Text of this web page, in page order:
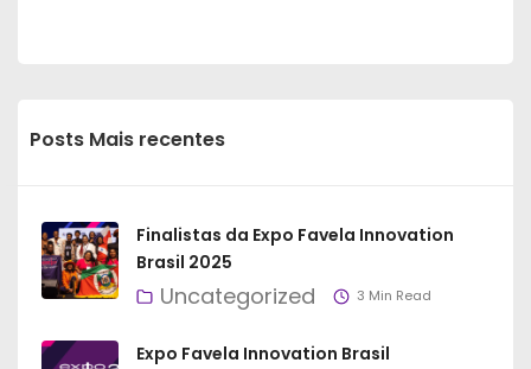
Posts Mais recentes
Finalistas da Expo Favela Innovation
Brasil 2025
Uncategorized 3 Min Read
Expo Favela Innovation Brasil